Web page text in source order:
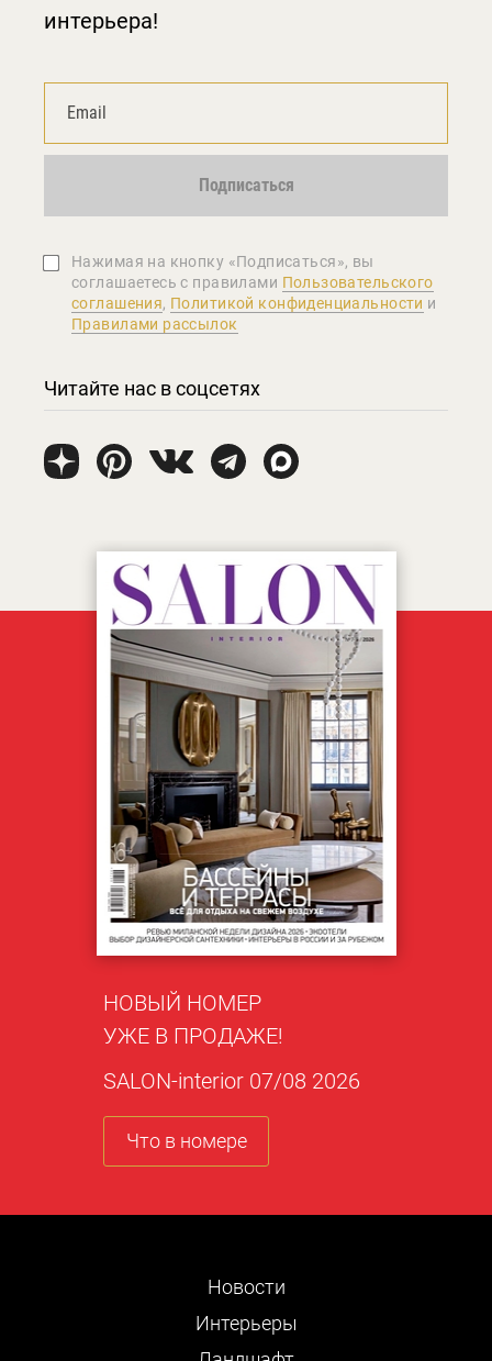
интерьера!
Подписаться
Нажимая на кнопку «Подписаться», вы
соглашаетеcь с правилами Пользовательского
соглашения, Политикой конфиденциальности и
Правилами рассылок
Читайте нас в соцсетях
НОВЫЙ НОМЕР
УЖЕ В ПРОДАЖЕ!
SALON-interior 07/08 2026
Что в номере
Новости
Интерьеры